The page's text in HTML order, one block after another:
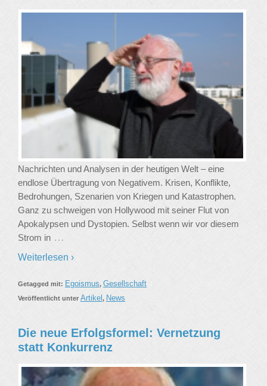
Nachrichten und Analysen in der heutigen Welt – eine
endlose Übertragung von Negativem. Krisen, Konflikte,
Bedrohungen, Szenarien von Kriegen und Katastrophen.
Ganz zu schweigen von Hollywood mit seiner Flut von
Apokalypsen und Dystopien. Selbst wenn wir vor diesem
Strom in …
Weiterlesen ›
Getagged mit: Egoismus, Gesellschaft
Veröffentlicht unter Artikel, News
Die neue Erfolgsformel: Vernetzung
statt Konkurrenz